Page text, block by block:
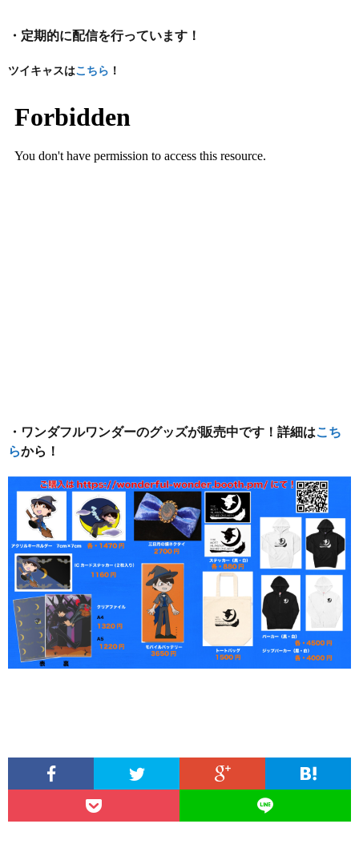
・定期的に配信を行っています！
ツイキャスはこちら ！
・ワンダフルワンダーのグッズが販売中です！詳細はこち
らから！